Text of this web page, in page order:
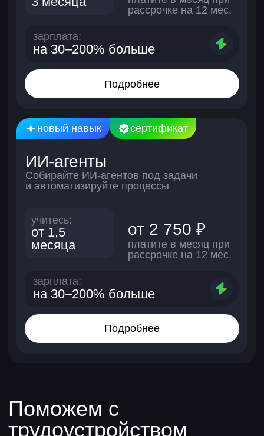
Выполняете проекты на основе
реальных задач и уже с первых
занятий погружаетесь в маркетинг.
диплом
Лицензия Л035-01298-77/00181469
Преподаватели —
опытные практики
Поддержка
всегда рядом
на все ваши вопросы.
Сильное портфолио
Учебные проекты решают
реальные задачи бизнеса —
коммерческий опыт.